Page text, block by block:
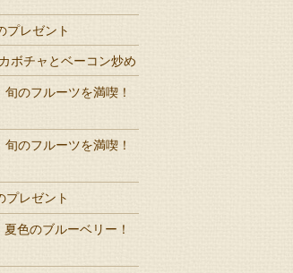
プレゼント
ボチャとベーコン炒め
のフルーツを満喫！
のフルーツを満喫！
プレゼント
色のブルーベリー！